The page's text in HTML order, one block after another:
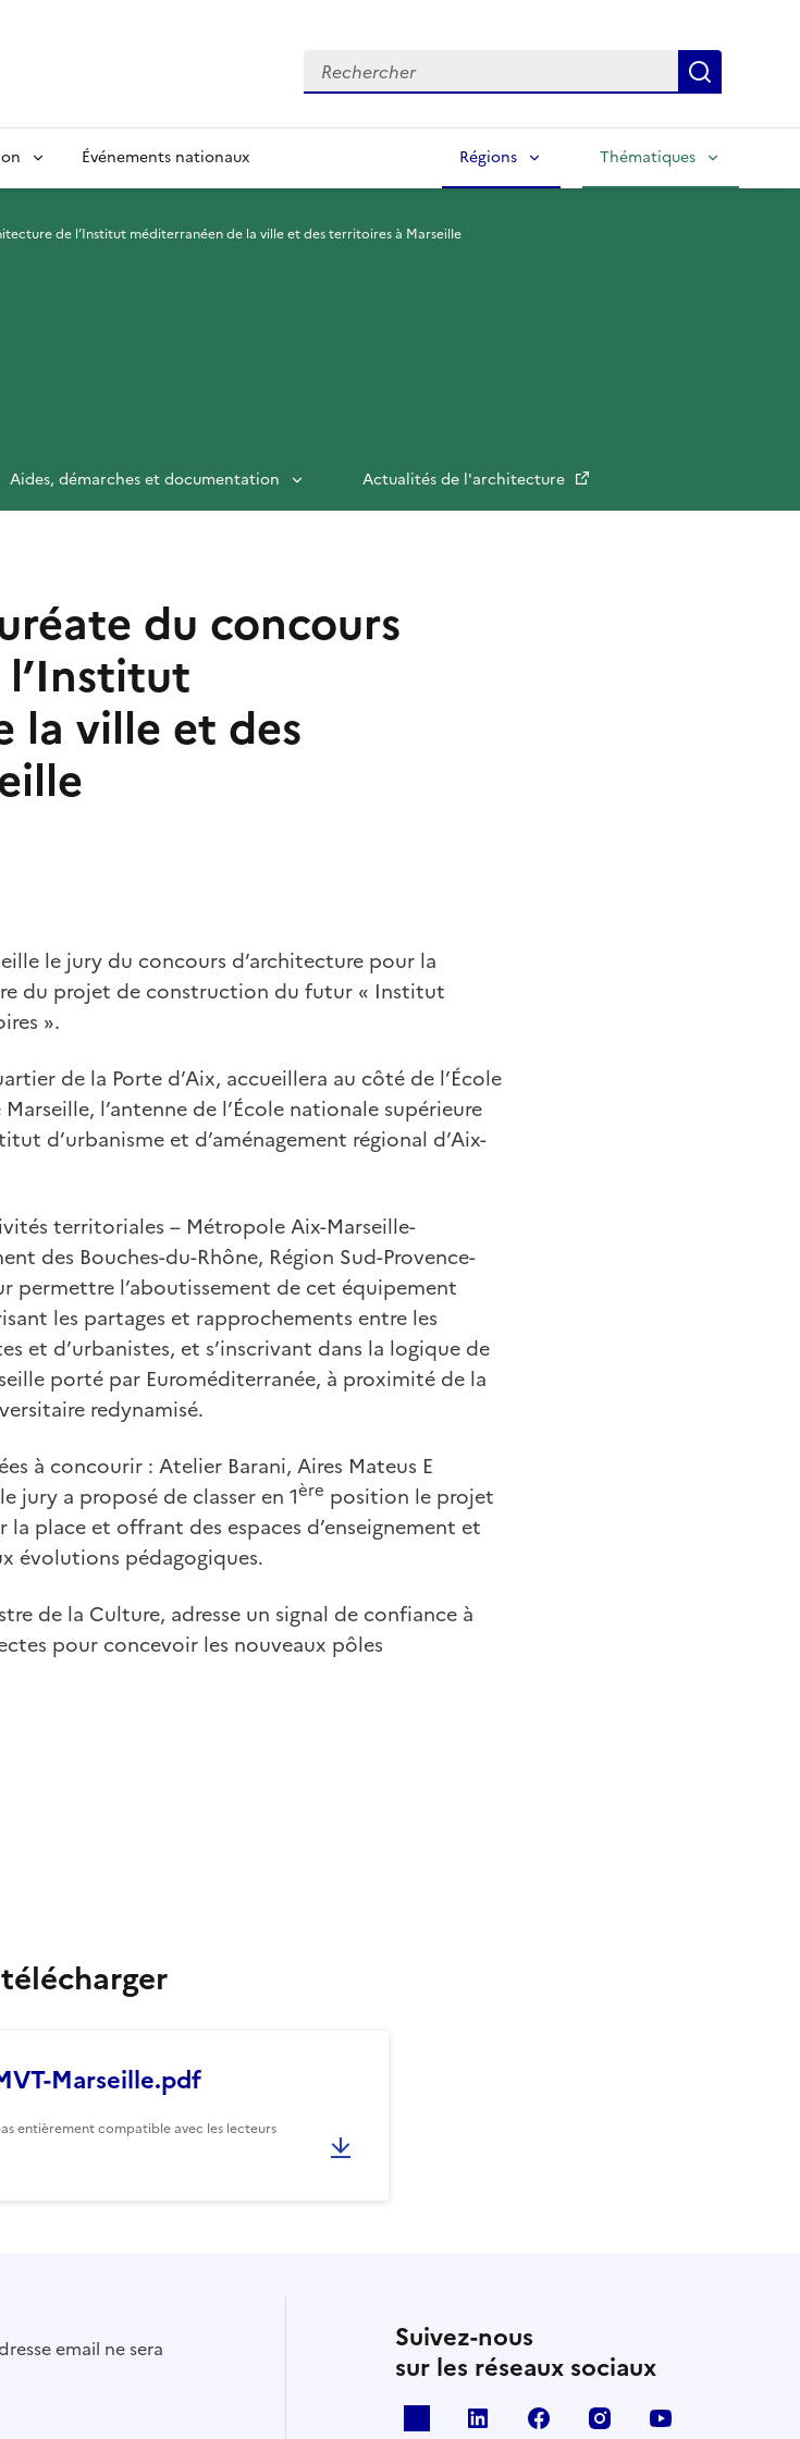
Rechercher
Événements nationaux Régions Thématiques
de l’Institut méditerranéen de la ville et des territoires à Marseille
Aides, démarches et documentation Actualités de l'architecture
du concours
la ville et des
le jury du concours d’architecture pour la
du projet de construction du futur « Institut
».
de la Porte d’Aix, accueillera au côté de l’École
l’antenne de l’École nationale supérieure
d’urbanisme et d’aménagement régional d’Aix-
territoriales – Métropole Aix-Marseille-
des Bouches-du-Rhône, Région Sud-Provence-
permettre l’aboutissement de cet équipement
les partages et rapprochements entre les
et d’urbanistes, et s’inscrivant dans la logique de
porté par Euroméditerranée, à proximité de la
redynamisé.
à concourir : Atelier Barani, Aires Mateus E
jury a proposé de classer en 1ère position le projet
la place et offrant des espaces d’enseignement et
évolutions pédagogiques.
de la Culture, adresse un signal de confiance à
pour concevoir les nouveaux pôles
le presse-papier
cette page
Marseille.pdf
entièrement compatible avec les lecteurs
email ne sera
Suivez-nous
sur les réseaux sociaux
linkedin facebook instagram